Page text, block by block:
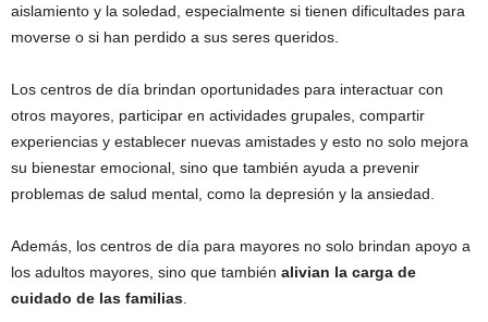
aislamiento y la soledad, especialmente si tienen dificultades para
moverse o si han perdido a sus seres queridos.
Los centros de día brindan oportunidades para interactuar con
otros mayores, participar en actividades grupales, compartir
experiencias y establecer nuevas amistades y esto no solo mejora
su bienestar emocional, sino que también ayuda a prevenir
problemas de salud mental, como la depresión y la ansiedad.
Además, los centros de día para mayores no solo brindan apoyo a
los adultos mayores, sino que también alivian la carga de
cuidado de las familias